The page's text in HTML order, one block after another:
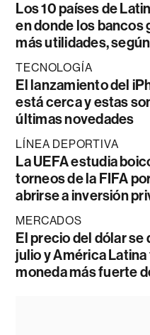
Los 10 países de
en donde los bancos
más utilidades,
TECNOLOGÍA
El lanzamiento del
está cerca y estas
últimas novedades
LÍNEA DEPORTIVA
La UEFA estudia
torneos de la FIFA
abrirse a inversión
MERCADOS
El precio del dólar se
julio y América
moneda más fuerte